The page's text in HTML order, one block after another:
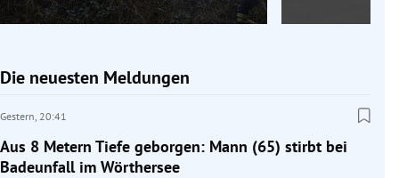
Die neuesten Meldungen
Gestern, 20:41
Aus 8 Metern Tiefe geborgen: Mann (65) stirbt bei
Badeunfall im Wörthersee